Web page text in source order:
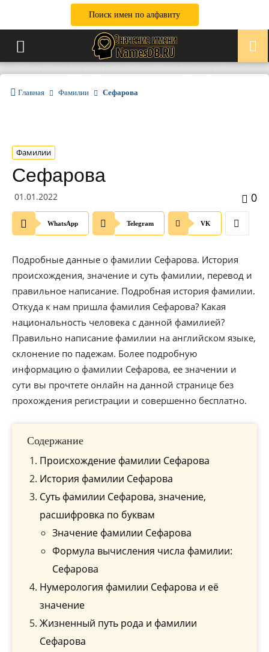
Поиск имен по алфавиту
Главная Фамилии Сефарова
Фамилии
Сефарова
01.01.2022 0
WhatsApp Telegram VK
Подробные данные о фамилии Сефарова. История
происхождения, значение и суть фамилии, перевод и
правильное написание. Подробная история фамилии.
Откуда к нам пришла фамилия Сефарова? Какая
национальность человека с данной фамилией?
Правильно написание фамилии на английском языке,
склонение по падежам. Более подробную
информацию о фамилии Сефарова, ее значении и
сути вы прочтете онлайн на данной странице без
прохождения регистрации и совершенно бесплатно.
Содержание
Происхождение фамилии Сефарова
История фамилии Сефарова
Cуть фамилии Сефарова, значение,
расшифровка по буквам
Значение фамилии Сефарова
Формула вычисления числа фамилии:
Сефарова
Нумерология фамилии Сефарова и её
значение
Жизненный путь рода и фамилии
Сефарова